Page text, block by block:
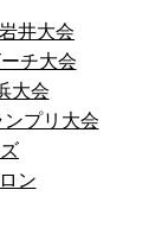
井大会
チ大会
大会
プリ大会
ン